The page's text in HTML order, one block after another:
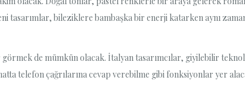
tasarımlar, bileziklere bambaşka bir enerji katarken aynı
de mümkün olacak. İtalyan tasarımcılar, giyilebilir
telefon çağrılarına cevap verebilme gibi fonksiyonlar yer